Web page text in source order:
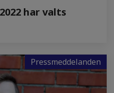
har valts
Pressmeddelanden